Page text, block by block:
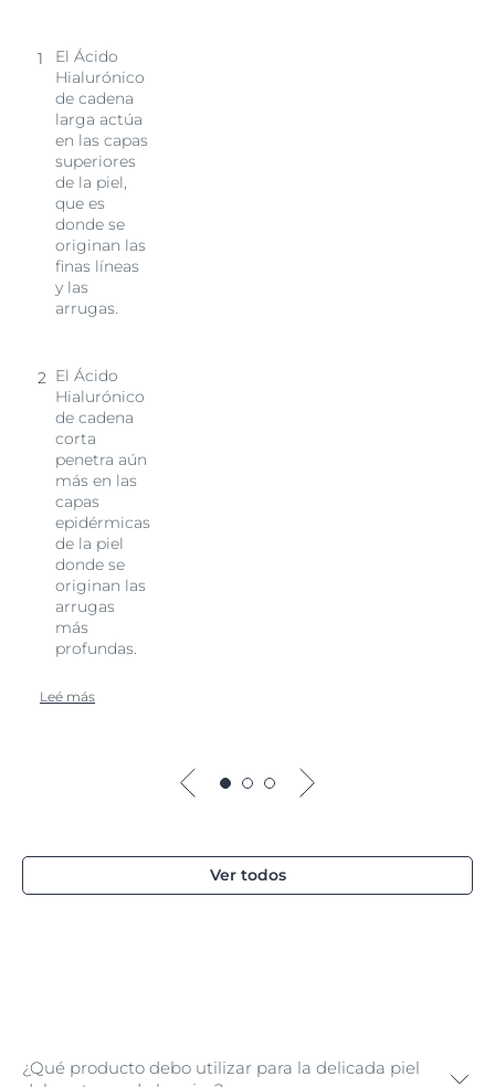
El Ácido
Hialurónico
de cadena
larga actúa
en las capas
superiores
de la piel,
que es
donde se
originan las
finas líneas
y las
arrugas.
El Ácido
Hialurónico
de cadena
corta
penetra aún
más en las
capas
epidérmicas
de la piel
donde se
originan las
arrugas
más
profundas.
Leé más
Ver todos
¿Qué producto debo utilizar para la delicada piel